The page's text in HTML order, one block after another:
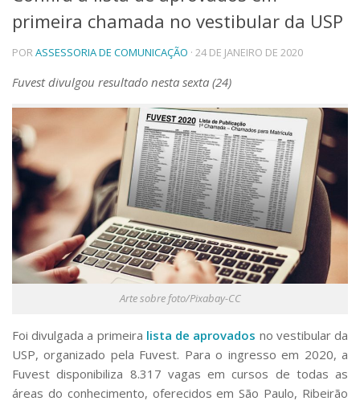
Telefones e Mapas
Pessoas
Ensino
Graduação
Educação a distância
Cursos de Extensão
Pesquisa e Inovação
Linhas de Pesquisa
Centros, Núcleos e Projetos em Rede
Pós-doutorado
Iniciação Científica
Transferência de Tecnologia
Empresas Juniores
Extensão à Comunidade
Museus e Espaços Interativos
Serviços
Bibliotecas
primeira chamada no vestibular da USP
PORASSESSORIA DE COMUNICAÇÃO · 24 DE JANEIRO DE 2020
Fuvest divulgou resultado nesta sexta (24)
Arte sobre foto/Pixabay-CC
Foi divulgada a primeira lista de aprovados no vestibular da
USP, organizado pela Fuvest. Para o ingresso em 2020, a
Fuvest disponibiliza 8.317 vagas em cursos de todas as
áreas do conhecimento, oferecidos em São Paulo, Ribeirão